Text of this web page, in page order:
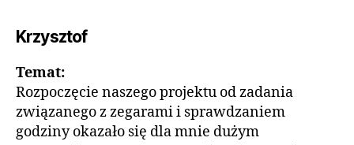
Krzysztof
Temat:
Rozpoczęcie naszego projektu od zadania
związanego z zegarami i sprawdzaniem
godziny okazało się dla mnie dużym